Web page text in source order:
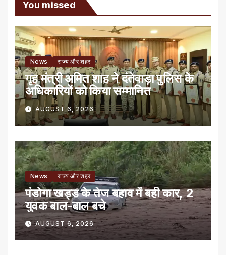
You missed
News राज्य और शहर
गृह मंत्री अमित शाह ने दंतेवाड़ा पुलिस के
अधिकारियों को किया सम्मानित
AUGUST 6, 2026
News राज्य और शहर
पंडोगा खड्ड के तेज बहाव में बही कार, 2
युवक बाल-बाल बचे
AUGUST 6, 2026